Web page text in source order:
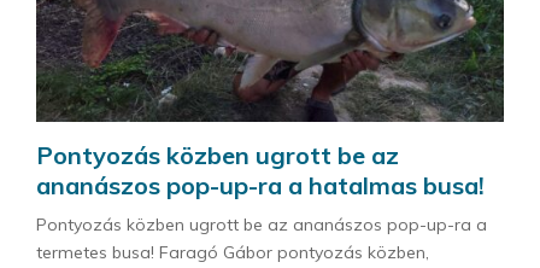
Pontyozás közben ugrott be az
ananászos pop-up-ra a hatalmas busa!
Pontyozás közben ugrott be az ananászos pop-up-ra a
termetes busa! Faragó Gábor pontyozás közben,